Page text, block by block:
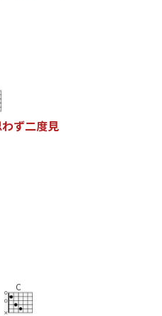
わず二度見
C